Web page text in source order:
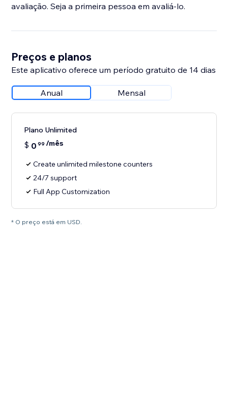
avaliação. Seja a primeira pessoa em avaliá-lo.
Preços e planos
Este aplicativo oferece um período gratuito de 14 dias
Anual Mensal
Plano Unlimited
$ 0 99 /mês
Create unlimited milestone counters
24/7 support
Full App Customization
* O preço está em USD.